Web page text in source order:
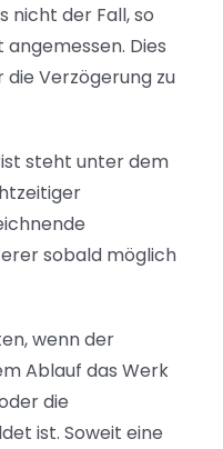
nicht der Fall, so
Dies
Verzögerung zu
steht unter dem
sobald möglich
wenn der
Ablauf das Werk
die
ist. Soweit eine